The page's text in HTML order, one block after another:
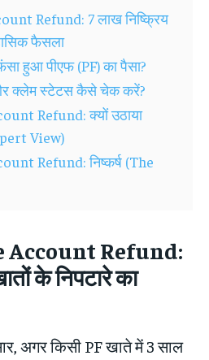
Refund: 7 लाख निष्क्रिय
फैसला
हुआ पीएफ (PF) का पैसा?
क्लेम स्टेटस कैसे चेक करें?
Refund: क्यों उठाया
View)
Refund: निष्कर्ष (The
Account Refund:
के निपटारे का
अगर किसी PF खाते में 3 साल